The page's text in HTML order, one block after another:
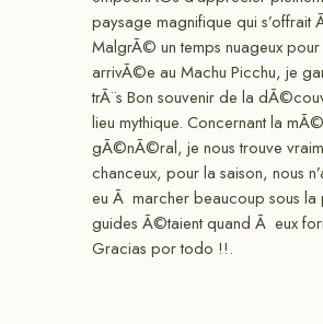
paysage magnifique qui s’offrait
MalgrÃ© un temps nuageux pour
arrivÃ©e au Machu Picchu, je
trÃ¨s Bon souvenir de la
lieu mythique. Concernant la
gÃ©nÃ©ral, je nous trouve
chanceux, pour la saison, nous
eu Ã marcher beaucoup sous la
guides Ã©taient quand Ã eux
Gracias por todo !!.